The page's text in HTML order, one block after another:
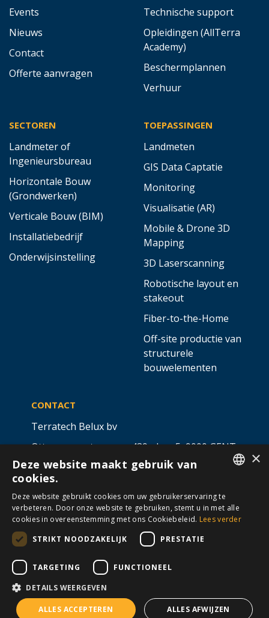
Events
Nieuws
Contact
Offerte aanvragen
Technische support
Opleidingen (AllTerra
Academy)
Beschermplannen
Verhuur
SECTOREN
Landmeter of
Ingenieursbureau
Horizontale Bouw
(Grondwerken)
Verticale Bouw (BIM)
Installatiebedrijf
Onderwijsinstelling
TOEPASSINGEN
Landmeten
GIS Data Captatie
Monitoring
Visualisatie (AR)
Mobile & Drone 3D
Mapping
3D Laserscanning
Robotische layout en
stakeout
Fiber-to-the-Home
Off-site productie van
structurele
bouwelementen
CONTACT
Terratech Belux bv
Ottergemsesteenweg 439 - bus 5,9000 GENT
info@allterra-belux.com+32 9 430 25 30
BE1009.467.122
VOLG ONS OP ​ ​
Algemene voorwaarden Cookies
Disclaimer
Privacy© Allterra Made with 💙 by2mprove
FRENCH
×
Deze website maakt gebruik van
cookies.
Deze website gebruikt cookies om uw gebruikerservaring te
verbeteren. Door onze website te gebruiken, stemt u in met alle
cookies in overeenstemming met ons Cookiebeleid. Lees verder
STRIKT NOODZAKELIJK
PRESTATIE
TARGETING FUNCTIONEEL
DETAILS WEERGEVEN
ALLES ACCEPTEREN ALLES AFWIJZEN